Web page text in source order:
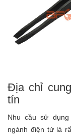
Địa chỉ
tín
Nhu cầu sử dụng
ngành điện tử là